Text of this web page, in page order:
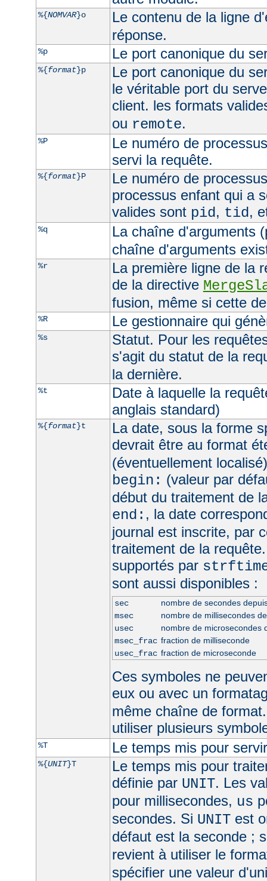
%{NOMVAR}o
Le contenu de la ligne
réponse.
%p Le port canonique du
%{format}p
Le port canonique du
le véritable port du
client. les formats
ou remote.
%P
Le numéro de
servi la requête.
%{format}P
Le numéro de
processus enfant qui a
valides sont pid, tid,
%q
La chaîne d'arguments
chaîne d'arguments
%r
La première ligne de la
de la directive
fusion, même si cette
%R Le gestionnaire qui
%s
Statut. Pour les
s'agit du statut de la
la dernière.
%t
Date à laquelle la
anglais standard)
%{format}t
La date, sous la forme
devrait être au format
(éventuellement
begin: (valeur par
début du traitement de
end: , la date
journal est inscrite, par
traitement de la
supportés par
sont aussi disponibles :
sec
nombre de secondes
msec
nombre de millisecondes
usec
nombre de microsecondes
msec_frac fraction de milliseconde
usec_frac fraction de microseconde
Ces symboles ne
eux ou avec un
même chaîne de
utiliser plusieurs
%T Le temps mis pour
%{UNIT}T
Le temps mis pour
définie par UNIT. Les
pour millisecondes, us
secondes. Si UNITest
défaut est la seconde ;
revient à utiliser le
spécifier une valeur